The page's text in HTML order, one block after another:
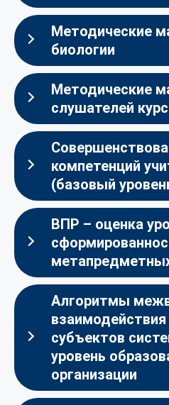
Методические
биологии
Методические
слушателей
компетенций
(базовый
ВПР – оценка
Алгоритмы
субъектов
уровень
организации